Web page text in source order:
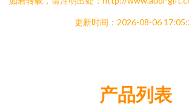
更新时间：2026-08-06
产品列表